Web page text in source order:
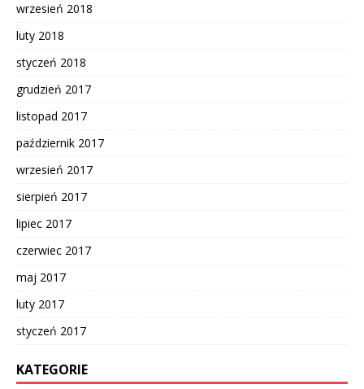
wrzesień 2018
luty 2018
styczeń 2018
grudzień 2017
listopad 2017
październik 2017
wrzesień 2017
sierpień 2017
lipiec 2017
czerwiec 2017
maj 2017
luty 2017
styczeń 2017
KATEGORIE